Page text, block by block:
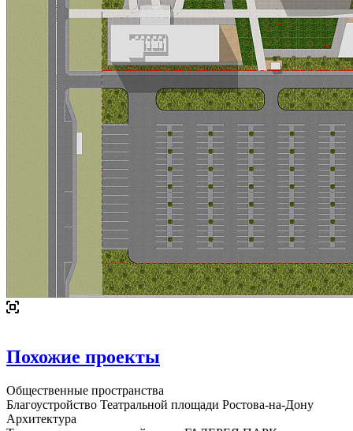
Похожие проекты
Общественные пространства
Благоустройство Театральной площади Ростова-на-Дону
Архитектура